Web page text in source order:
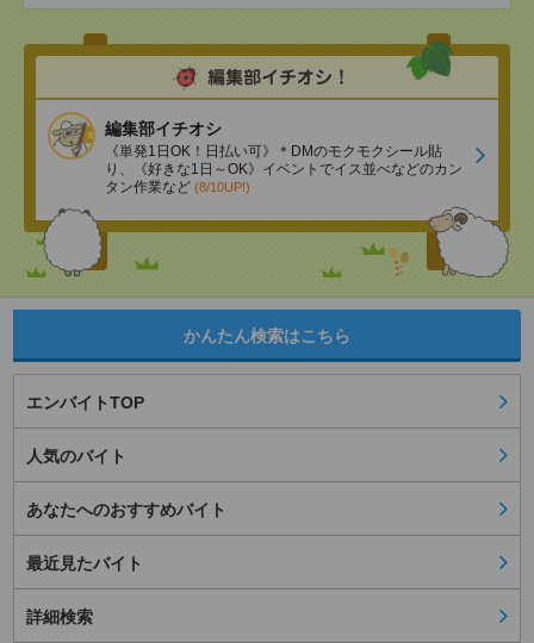
編集部イチオシ
《単発1日OK！日払い可》＊DMのモクモクシール貼
り、《好きな1日～OK》イベントでイス並べなどのカン
タン作業など (8/10UP!)
かんたん検索はこちら
エンバイトTOP
人気のバイト
あなたへのおすすめバイト
最近見たバイト
詳細検索